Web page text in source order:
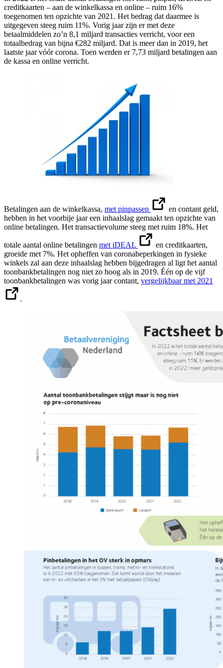
creditkaarten – aan de winkelkassa en online – ruim 16%
toegenomen ten opzichte van 2021. Het bedrag dat daarmee is
uitgegeven steeg ruim 11%. Vorig jaar zijn er met deze
betaalmiddelen zo’n 8,1 miljard transacties verricht, voor een
totaalbedrag van bijna €282 miljard. Dat is meer dan in 2019, het
laatste jaar vóór corona. Toen werden er 7,73 miljard betalingen aan
de kassa en online verricht.
Betalingen aan de winkelkassa, met pinpassen
en contant geld,
hebben in het voorbije jaar een inhaalslag gemaakt ten opzichte van
online betalingen. Het transactievolume steeg met ruim 18%. Het
totale aantal online betalingen met iDEAL
en creditkaarten,
groeide met 7%. Het opheffen van coronabeperkingen in fysieke
winkels zal aan deze inhaalslag hebben bijgedragen al ligt het aantal
toonbankbetalingen nog niet zo hoog als in 2019. Één op de vijf
toonbankbetalingen was vorig jaar contant, vergelijkbaar met 2021
.